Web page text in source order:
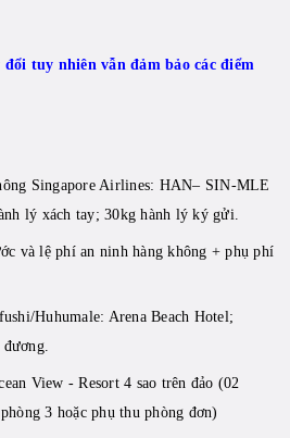
tuy nhiên vẫn đảm bảo các điểm
Singapore Airlines: HAN– SIN-MLE
lý xách tay; 30kg hành lý ký gửi.
và lệ phí an ninh hàng không + phụ phí
Huhumale: Arena Beach Hotel;
View - Resort 4 sao trên đảo (02
3 hoặc phụ thu phòng đơn)